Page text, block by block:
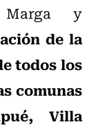
y
de la
todos los
comunas
Villa